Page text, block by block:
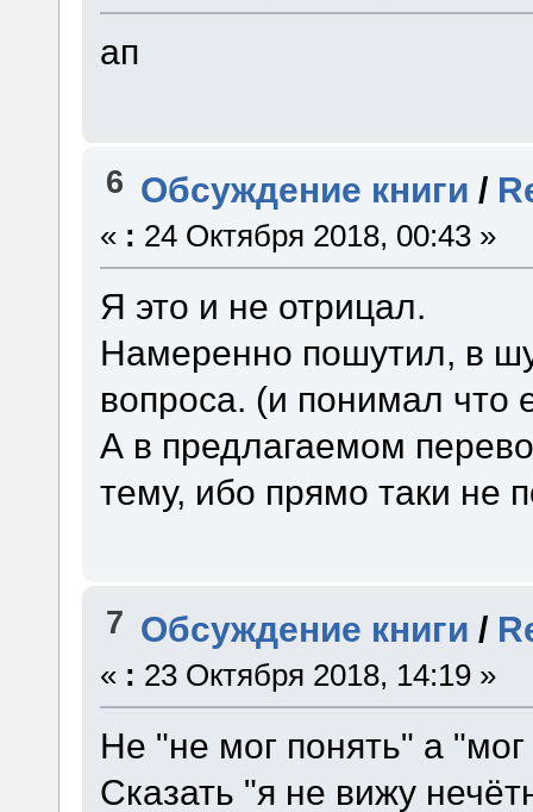
ап
6 Обсуждение книги /
« : 24 Октября 2018, 00:43 »
Я это и не отрицал.
Намеренно пошутил, в
вопроса. (и понимал что
А в предлагаемом
тему, ибо прямо таки не
7 Обсуждение книги /
« : 23 Октября 2018, 14:19 »
Не "не мог понять" а
Сказать "я не вижу